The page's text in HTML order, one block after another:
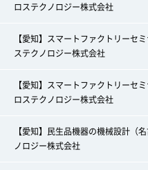
ロステクノロジー株式会社
【愛知】スマートファクトリーセ
ステクノロジー株式会社
【愛知】スマートファクトリーセ
ロステクノロジー株式会社
【愛知】民生品機器の機械設計（
ノロジー株式会社